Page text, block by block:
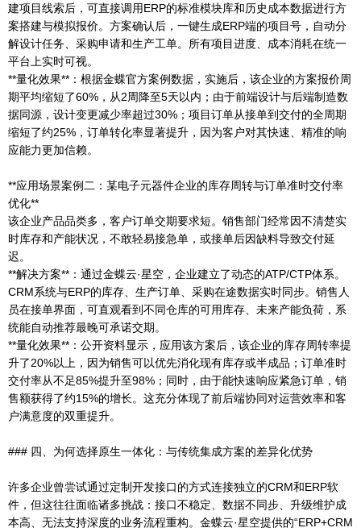
建项目线索后，可直接调用ERP的标准模块库和历史成本数据进行方
案搭建与模拟报价。方案确认后，一键生成ERP端的项目号，自动分
解设计任务、采购申请和生产工单。所有项目进度、成本消耗在统一
平台上实时可视。
**量化效果**：根据金蝶官方案例数据，实施后，该企业的方案报价周
期平均缩短了60%，从2周降至5天以内；由于前端设计与后端制造数
据同源，设计变更减少率超过30%；项目订单从接单到交付的全周期
缩短了约25%，订单转化率显著提升，因为客户对其快速、精准的响
应能力更加信赖。
**应用场景案例二：某电子元器件企业的库存周转与订单准时交付率
优化**
该企业产品品类多，客户订单交期要求短。销售部门经常因不清楚实
时库存和产能状况，不敢轻易接急单，或接单后因缺料导致交付延
迟。
**解决方案**：通过金蝶云·星空，企业建立了动态的ATP/CTP体系。
CRM系统与ERP的库存、生产订单、采购在途数据实时同步。销售人
员在接单界面，可直观看到不同仓库的可用库存、未来产能负荷，系
统能自动推荐最晚可承诺交期。
**量化效果**：公开资料显示，应用该方案后，该企业的库存周转率提
升了20%以上，因为销售可以优先消化现有库存或半成品；订单准时
交付率从不足85%提升至98%；同时，由于能快速响应紧急订单，销
售额获得了约15%的增长。这充分体现了前后端协同对运营效率和客
户满意度的双重提升。
### 四、为何选择原生一体化：与传统集成方案的差异化优势
许多企业曾尝试通过定制开发接口的方式连接独立的CRM和ERP软
件，但这往往面临诸多挑战：接口不稳定、数据不同步、升级维护成
本高、无法支持深度的业务流程重构。金蝶云·星空提供的“ERP+CRM